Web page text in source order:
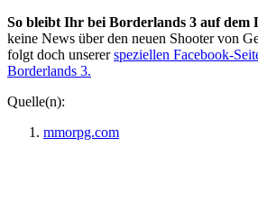
So bleibt Ihr bei Borderlands 3 auf dem
keine News über den neuen Shooter von
folgt doch unsererspeziellen Facebook-
Borderlands 3.
Quelle(n):
mmorpg.com